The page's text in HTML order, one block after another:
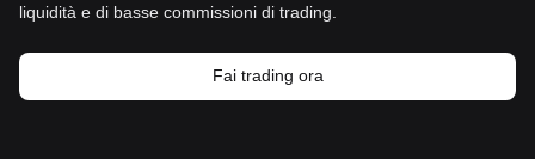
liquidità e di basse commissioni di trading.
Fai trading ora